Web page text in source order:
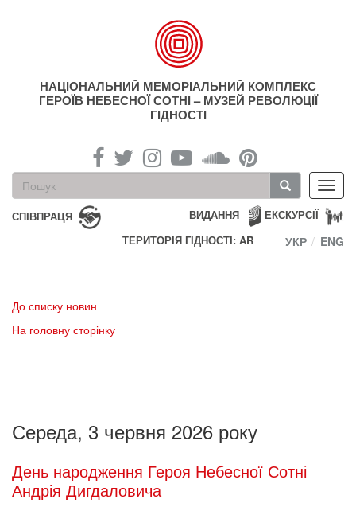
НАЦІОНАЛЬНИЙ МЕМОРІАЛЬНИЙ КОМПЛЕКС
ГЕРОЇВ НЕБЕСНОЇ СОТНІ – МУЗЕЙ РЕВОЛЮЦІЇ
ГІДНОСТІ
Пошукова
форма
Пошук
СПІВПРАЦЯ ЕКСКУРСІЇ
ВИДАННЯ
ТЕРИТОРІЯ ГІДНОСТІ: AR
УКР ENG
До списку новин
На головну сторінку
Середа, 3 червня 2026 року
День народження Героя Небесної Сотні
Андрія Дигдаловича